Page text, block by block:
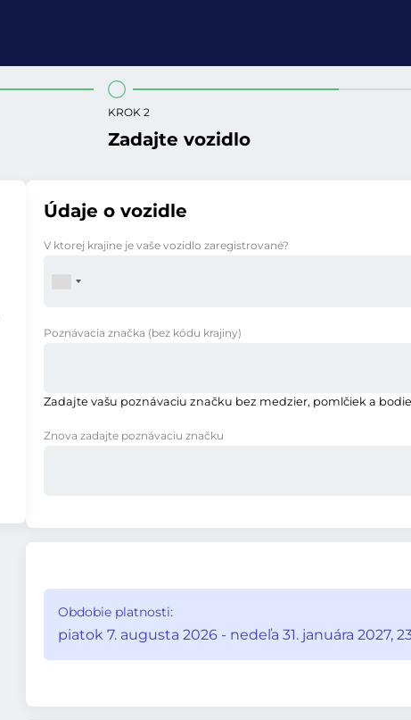
KROK 2
Zadajte vozidlo
Údaje o vozidle
V ktorej krajine je vaše vozidlo zaregistrované?
Poznávacia značka (bez kódu krajiny)
Zadajte vašu poznávaciu značku bez medzier, pomlčiek a
Znova zadajte poznávaciu značku
Obdobie platnosti:
piatok 7. augusta 2026 - nedeľa 31. januára 2027,